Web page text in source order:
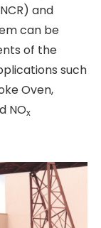
and
can be
of the
such
Oven,
NOx